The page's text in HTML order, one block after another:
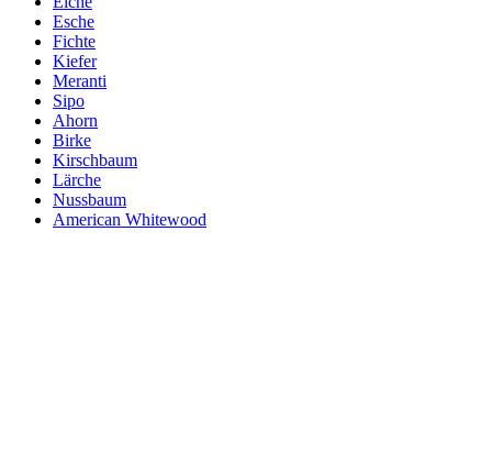
Esche
Fichte
Kiefer
Meranti
Sipo
Ahorn
Birke
Kirschbaum
Lärche
Nussbaum
American Whitewood